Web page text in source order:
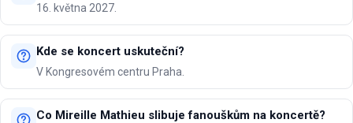
16. května 2027.
Kde se koncert uskuteční?
V Kongresovém centru Praha.
Co Mireille Mathieu slibuje fanouškům na koncertě?